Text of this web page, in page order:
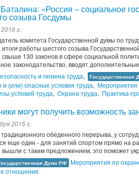
«Россия – социальное
созыва Госдумы
г.
комитета Государственной думы по
итоги работы шестого созыва
свыше 130 законов в сфере социальной
законодательство, вводят
и гигиена труда, Государственная
и (или) опасные условия труда, Мероприятия
условий труда, Охрана труда, Практика
могут получить возможность
2015 г.
обеденного перерыва, у
еще один - для занятий спортом прямо на
вышли с таким предложением, это поможет
Дума РФ Мероприятия по
отношения